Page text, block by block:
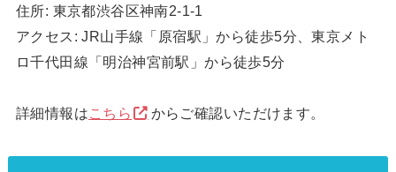
住所: 東京都渋谷区神南2-1-1
アクセス: JR山手線「原宿駅」から徒歩5分、東京メト
ロ千代田線「明治神宮前駅」から徒歩5分
詳細情報は こちら からご確認いただけます。